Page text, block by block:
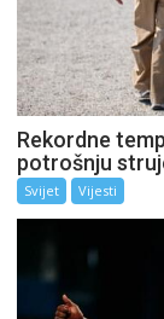
Rekordne
potrošnju
Svijet Vijesti